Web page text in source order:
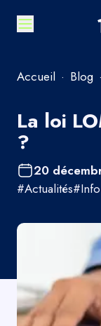
Accueil · Blog ·
La loi
?
20
#Actualités#